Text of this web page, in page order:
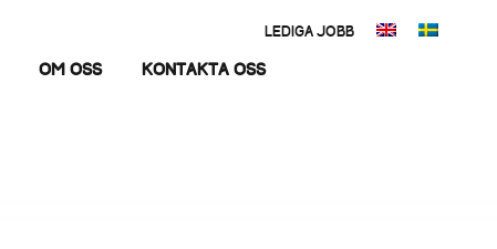
LEDIGA JOBB
Om oss Kontakta oss